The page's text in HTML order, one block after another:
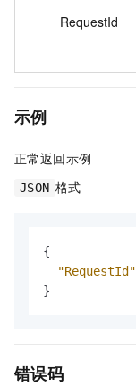
RequestId
示例
正常返回示例
JSON 格式
{
"RequestId"
}
错误码